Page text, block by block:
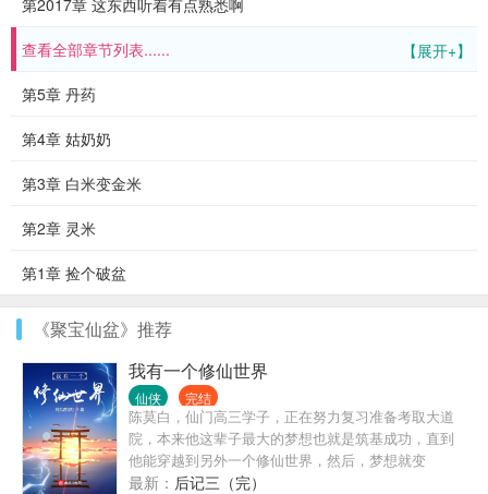
第2017章 这东西听着有点熟悉啊
【展开+】
查看全部章节列表......
第5章 丹药
第4章 姑奶奶
第3章 白米变金米
第2章 灵米
第1章 捡个破盆
《聚宝仙盆》推荐
我有一个修仙世界
仙侠 完结
陈莫白，仙门高三学子，正在努力复习准备考取大道
院，本来他这辈子最大的梦想也就是筑基成功，直到
他能穿越到另外一个修仙世界，然后，梦想就变
了……
最新： 后记三（完）